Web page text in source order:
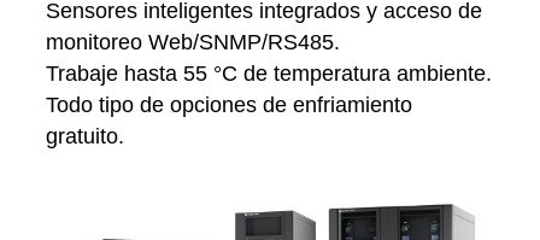
Sensores inteligentes integrados y acceso de
monitoreo Web/SNMP/RS485.
Trabaje hasta 55 °C de temperatura ambiente.
Todo tipo de opciones de enfriamiento
gratuito.